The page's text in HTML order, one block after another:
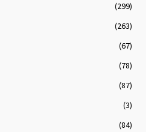
(299)
(263)
(67)
(78)
(87)
(3)
(84)